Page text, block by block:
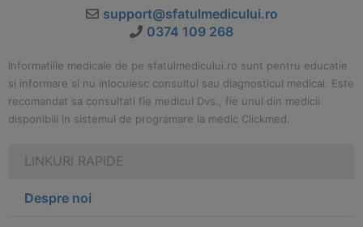
support@sfatulmedicului.ro
0374 109 268
Informatiile medicale de pe sfatulmedicului.ro sunt pentru educatie
si informare si nu inlocuiesc consultul sau diagnosticul medical. Este
recomandat sa consultati fie medicul Dvs., fie unul din medicii
disponibili in sistemul de programare la medic Clickmed.
LINKURI RAPIDE
Despre noi